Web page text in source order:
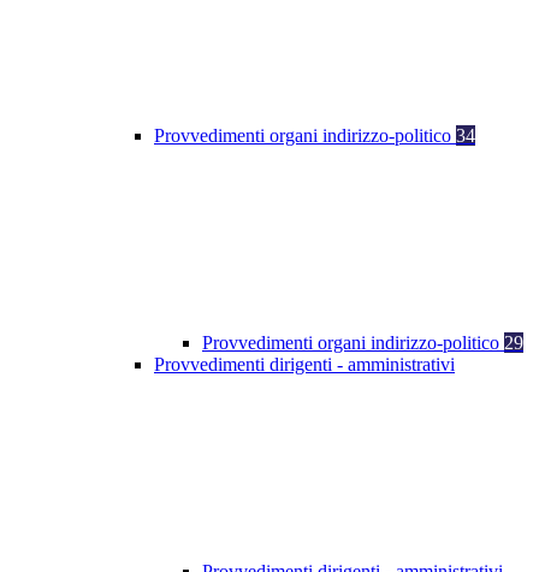
Provvedimenti organi indirizzo-politico 34
Provvedimenti organi indirizzo-politico 29
Provvedimenti dirigenti - amministrativi